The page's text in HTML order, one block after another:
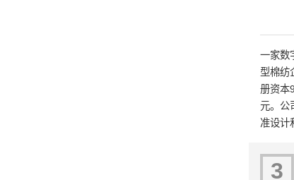
一家数
型棉纺
册资本
元。公
准设计
提供了
3